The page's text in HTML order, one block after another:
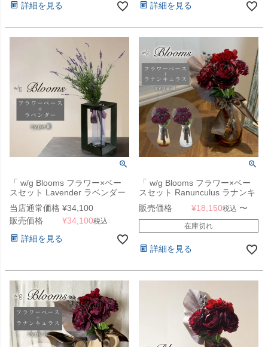
詳細を見る 詳細を見る
「 w/g Blooms フラワー×ベー
スセット Lavender ラベンダー
3/CHR 」
当店通常価格 ¥34,100
販売価格
¥34,100税込
詳細を見る
「 w/g Blooms フラワー×ベー
スセット Ranunculus ラナンキ
ュラス 3 」
販売価格 ¥18,150税込 〜
在庫切れ
詳細を見る